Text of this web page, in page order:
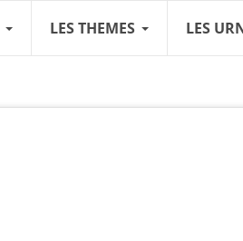
LES THEMES LES